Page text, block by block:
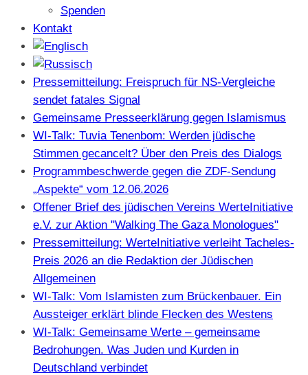
Spenden
Kontakt
Pressemitteilung: Freispruch für NS-Vergleiche
sendet fatales Signal
Gemeinsame Presseerklärung gegen Islamismus
WI-Talk: Tuvia Tenenbom: Werden jüdische
Stimmen gecancelt? Über den Preis des Dialogs
Programmbeschwerde gegen die ZDF-Sendung
„Aspekte“ vom 12.06.2026
Offener Brief des jüdischen Vereins WerteInitiative
e.V. zur Aktion "Walking The Gaza Monologues"
Pressemitteilung: WerteInitiative verleiht Tacheles-
Preis 2026 an die Redaktion der Jüdischen
Allgemeinen
WI-Talk: Vom Islamisten zum Brückenbauer. Ein
Aussteiger erklärt blinde Flecken des Westens
WI-Talk: Gemeinsame Werte – gemeinsame
Bedrohungen. Was Juden und Kurden in
Deutschland verbindet